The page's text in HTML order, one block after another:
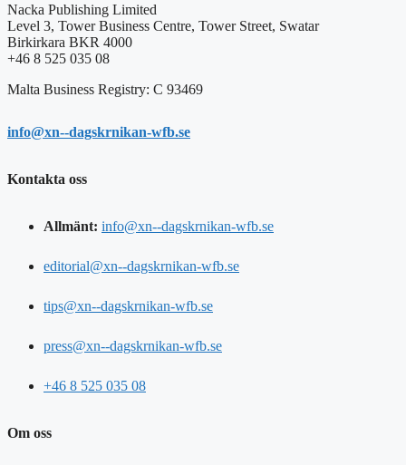
Nacka Publishing Limited
Level 3, Tower Business Centre, Tower Street, Swatar
Birkirkara BKR 4000
+46 8 525 035 08
Malta Business Registry: C 93469
info@xn--dagskrnikan-wfb.se
Kontakta oss
Allmänt: info@xn--dagskrnikan-wfb.se
editorial@xn--dagskrnikan-wfb.se
tips@xn--dagskrnikan-wfb.se
press@xn--dagskrnikan-wfb.se
+46 8 525 035 08
Om oss